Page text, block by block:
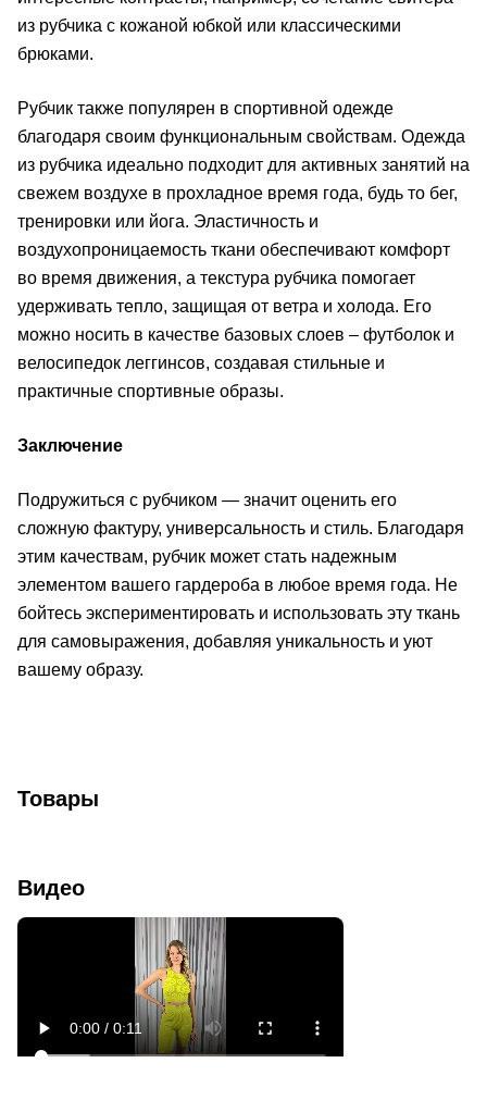
из рубчика с кожаной юбкой или классическими
брюками.
Рубчик также популярен в спортивной одежде
благодаря своим функциональным свойствам. Одежда
из рубчика идеально подходит для активных занятий на
свежем воздухе в прохладное время года, будь то бег,
тренировки или йога. Эластичность и
воздухопроницаемость ткани обеспечивают комфорт
во время движения, а текстура рубчика помогает
удерживать тепло, защищая от ветра и холода. Его
можно носить в качестве базовых слоев – футболок и
велосипедок леггинсов, создавая стильные и
практичные спортивные образы.
Заключение
Подружиться с рубчиком — значит оценить его
сложную фактуру, универсальность и стиль. Благодаря
этим качествам, рубчик может стать надежным
элементом вашего гардероба в любое время года. Не
бойтесь экспериментировать и использовать эту ткань
для самовыражения, добавляя уникальность и уют
вашему образу.
Товары
Видео